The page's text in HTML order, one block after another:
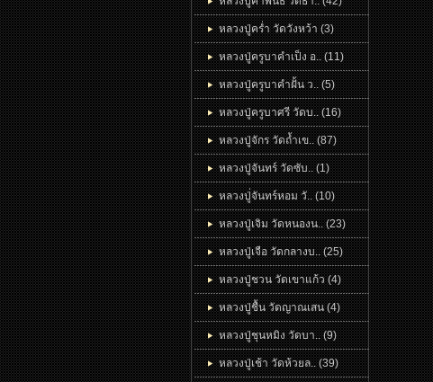
หลวงปู่คร่ำ วัดวังหว้า (3)
หลวงปู่ครูบาคำเป็ง อ.. (11)
หลวงปู่ครูบาคำฝั้น ว.. (5)
หลวงปู่ครูบาศรี วัดบ.. (16)
หลวงปู่จักร วัดถ้ำเข.. (87)
หลวงปู่จันทร์ วัดซับ.. (1)
หลวงปู่่จันทร์หอม วั.. (10)
หลวงปู่เจิม วัดหนองน.. (23)
หลวงปู่เจือ วัดกลางบ.. (25)
หลวงปู่ชวน วัดเขาแก้ว (4)
หลวงปู่ชื้น วัดญาณเสน (4)
หลวงปู่ชุนหมิง วัดบา.. (9)
หลวงปู่เช้า วัดห้วยล.. (39)